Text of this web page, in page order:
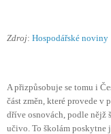
Zdroj: Hospodářské noviny
A přizpůsobuje se tomu i
část změn, které provede v
dříve osnovách, podle nějž
učivo. To školám poskytne